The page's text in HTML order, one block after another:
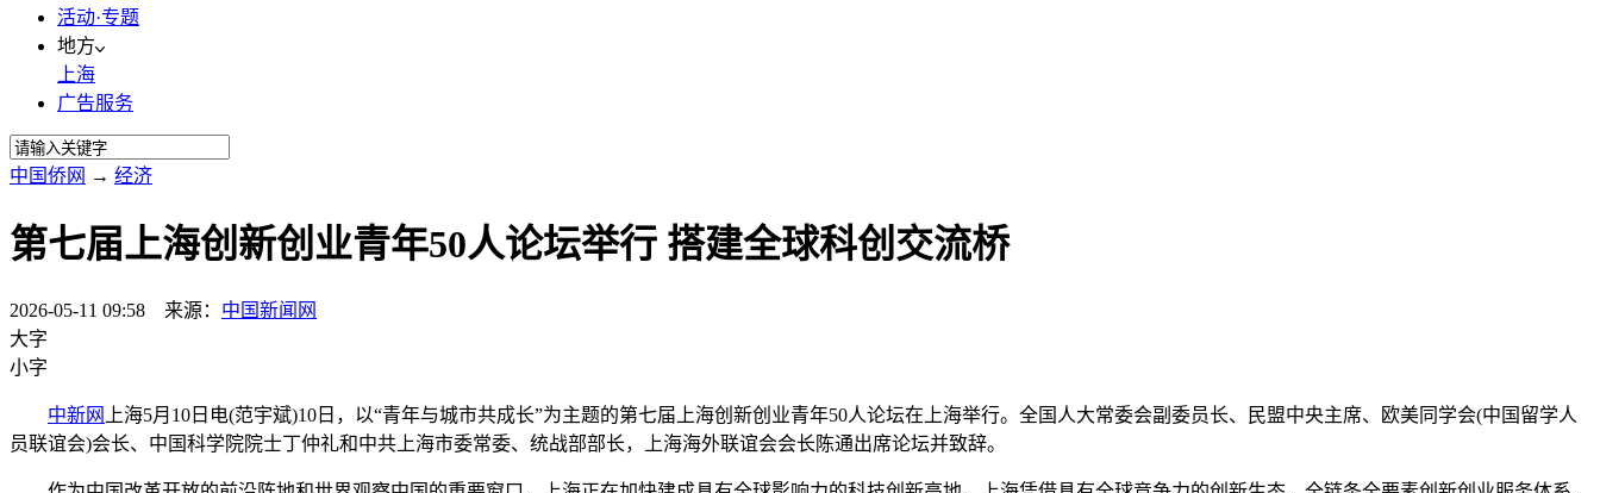
活动·专题
地方
上海
广告服务
中国侨网 → 经济
第七届上海创新创业青年50人论坛举行 搭建全球科创交流桥
2026-05-11 09:58 来源： 中国新闻网
大字
小字
中新网
上海5月10日电(范宇斌)10日，以“青年与城市共成长”为主题的第七届上海创新创业青年50人论坛在上海举行。全国人大常委会副委员长、民盟中央主席、欧美同学会(中国留学人
员联谊会)会长、中国科学院院士丁仲礼和中共上海市委常委、统战部部长，上海海外联谊会会长陈通出席论坛并致辞。